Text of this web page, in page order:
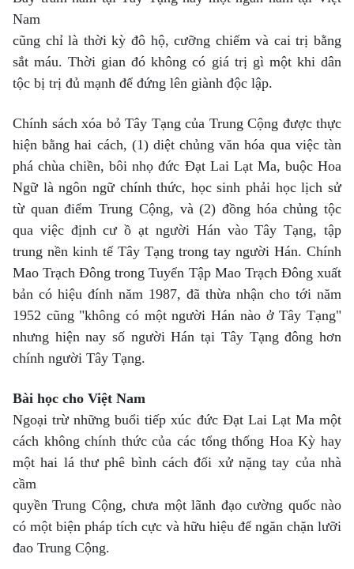
Nam
cũng chỉ là thời kỳ đô hộ, cưỡng chiếm và cai trị bằng
sắt máu. Thời gian đó không có giá trị gì một khi dân
tộc bị trị đủ mạnh để đứng lên giành độc lập.
Chính sách xóa bỏ Tây Tạng của Trung Cộng được thực
hiện bằng hai cách, (1) diệt chủng văn hóa qua việc tàn
phá chùa chiền, bôi nhọ đức Đạt Lai Lạt Ma, buộc Hoa
Ngữ là ngôn ngữ chính thức, học sinh phải học lịch sử
từ quan điểm Trung Cộng, và (2) đồng hóa chủng tộc
qua việc định cư ồ ạt người Hán vào Tây Tạng, tập
trung nền kinh tế Tây Tạng trong tay người Hán. Chính
Mao Trạch Đông trong Tuyển Tập Mao Trạch Đông xuất
bản có hiệu đính năm 1987, đã thừa nhận cho tới năm
1952 cũng "không có một người Hán nào ở Tây Tạng"
nhưng hiện nay số người Hán tại Tây Tạng đông hơn
chính người Tây Tạng.
Bài học cho Việt Nam
Ngoại trừ những buổi tiếp xúc đức Đạt Lai Lạt Ma một
cách không chính thức của các tổng thống Hoa Kỳ hay
một hai lá thư phê bình cách đối xử nặng tay của nhà
cầm
quyền Trung Cộng, chưa một lãnh đạo cường quốc nào
có một biện pháp tích cực và hữu hiệu để ngăn chặn lưỡi
đao Trung Cộng.